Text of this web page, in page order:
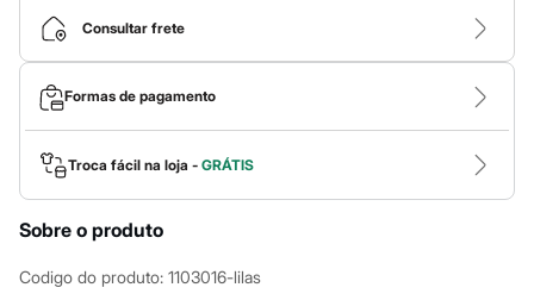
Acessórios
Bolsas
Bonés e Chapéus
Bijoux
Cintos
Óculos
Relógios
Calçados
Botas
Chinelos
Rasteirinhas
Sandálias
Sapatilhas
Consultar frete
Formas de pagamento
Troca fácil na loja - GRÁTIS
Sobre o produto
Codigo do produto: 1103016-lilas